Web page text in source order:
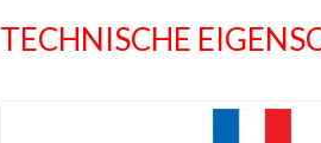
TECHNISCHE